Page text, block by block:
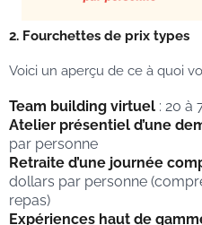
2. Fourchettes de prix types
Voici un aperçu de ce à quoi
Team building virtuel : 20 à
Atelier présentiel d’une
par personne
Retraite d’une journée
dollars par personne
repas)
Expériences haut de